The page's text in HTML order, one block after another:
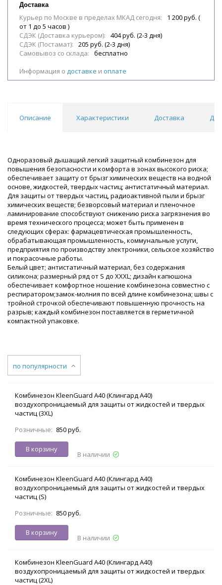
Доставка
Курьер по Москве в пределах МКАД сегодня:
1 200 руб. (
от 1 до 5 часов )
СДЭК (Доставка курьером):
404 руб. (2-3 дня)
СДЭК (Постамат):
205 руб. (2-3 дня)
Самовывоз со склада:
бесплатно
Информация о доставке и оплате
Описание Характеристики Доставка
Одноразовый дышащий легкий защитный комбинезон для
повышения безопасности и комфорта в зонах высокого риска;
обеспечивает защиту от брызг химических веществ на водной
основе, жидкостей, твердых частиц; антистатичный материал.
Для защиты от твердых частиц, радиоактивной пыли и брызг
химических веществ; безворсовый материал и пленочное
ламинирование способствуют снижению риска загрязнения во
время технического процесса; может быть применен в
следующих сферах: фармацевтическая промышленность,
обрабатывающая промышленность, коммунальные услуги,
предприятия по производству электроники, сельское хозяйство
и покрасочные работы.
Белый цвет; антистатичный материал, без содержания
силикона; размерный ряд от S до XXXL; дизайн капюшона
обеспечивает комфортное ношение комбинезона совместно с
респиратором;замок-молния по всей длине комбинезона; швы с
тройной строчкой обеспечивают повышенную прочность на
разрыв; каждый комбинезон поставляется в герметичной
компактной упаковке.
по популярности
Комбинезон KleenGuard A40 (Клингард А40)
воздухопроницаемый для защиты от жидкостей и твердых
частиц (3XL)
Розничные: 850 руб.
В корзину
В наличии
Комбинезон KleenGuard A40 (Клингард А40)
воздухопроницаемый для защиты от жидкостей и твердых
частиц (S)
Розничные: 850 руб.
В корзину
В наличии
Комбинезон KleenGuard A40 (Клингард А40)
воздухопроницаемый для защиты от жидкостей и твердых
частиц (2XL)